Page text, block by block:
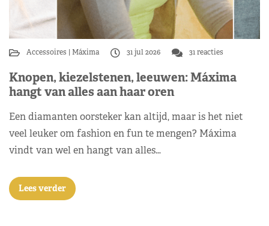
Accessoires Máxima 31 jul 2026 31 reacties
Knopen, kiezelstenen, leeuwen: Máxima
hangt van alles aan haar oren
Een diamanten oorsteker kan altijd, maar is het niet
veel leuker om fashion en fun te mengen? Máxima
vindt van wel en hangt van alles…
Lees verder